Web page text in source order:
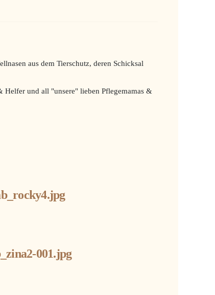
aus dem Tierschutz, deren Schicksal
Helfer und all "unsere" lieben Pflegemamas &
001.jpg